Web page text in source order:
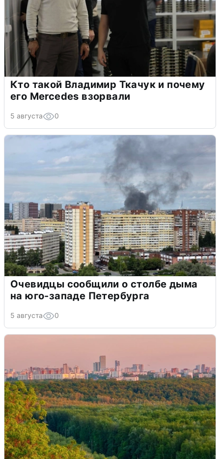
Кто такой Владимир Ткачук и почему
его Mercedes взорвали
5 августа 0
Очевидцы сообщили о столбе дыма
на юго-западе Петербурга
5 августа 0